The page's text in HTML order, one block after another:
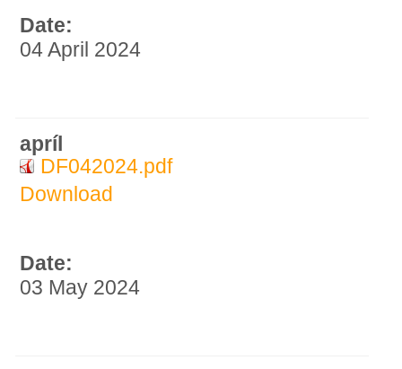
Date:
04 April 2024
apríl
DF042024.pdf
Download
Date:
03 May 2024